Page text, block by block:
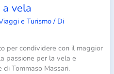
vela
e Turismo / Di
per condividere con il maggior
passione per la vela e
di Tommaso Massari.